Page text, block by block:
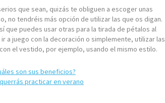
que sean, quizás te obliguen a escoger unas
no tendréis más opción de utilizar las que os digan.
que puedes usar otras para la tirada de pétalos al
a juego con la decoración o simplemente, utilizar las
el vestido, por ejemplo, usando el mismo estilo.
son sus beneficios?
practicar en verano